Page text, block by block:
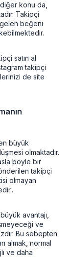
konu da,
Takipçi
beğeni
satın al
takipçi
de site
büyük
olmaktadır.
böyle bir
takipçi
olmayan
avantajı,
ve
Bu sebepten
almak, normal
ve daha